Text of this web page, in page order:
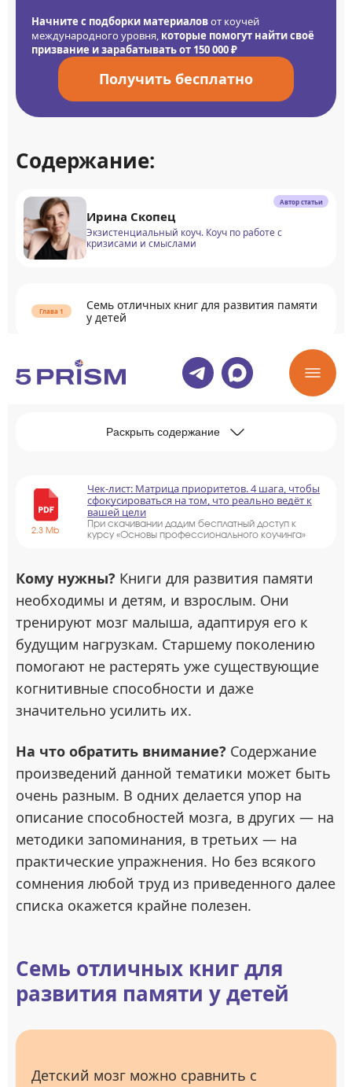
Начните с подборки материаловот коучей
международного уровня, которые помогут найти своё
призвание и зарабатывать от 150 000 ₽
Получить бесплатно
Содержание:
Автор статьи
Ирина Скопец
Экзистенциальный коуч. Коуч по работе с
кризисами и смыслами
Семь отличных книг для развития памяти
у детей
Семь популярных книг для развития
памяти у взрослых
Раскрыть содержание
2.3 Mb
Чек-лист: Матрица приоритетов. 4 шага, чтобы
сфокусироваться на том, что реально ведёт к
вашей цели
При скачивании дадим бесплатный доступ к
курсу «Основы профессионального коучинга»
Кому нужны? Книги для развития памяти
необходимы и детям, и взрослым. Они
тренируют мозг малыша, адаптируя его к
будущим нагрузкам. Старшему поколению
помогают не растерять уже существующие
когнитивные способности и даже
значительно усилить их.
На что обратить внимание? Содержание
произведений данной тематики может быть
очень разным. В одних делается упор на
описание способностей мозга, в других — на
методики запоминания, в третьих — на
практические упражнения. Но без всякого
сомнения любой труд из приведенного далее
списка окажется крайне полезен.
Семь отличных книг для
развития памяти у детей
Детский мозг можно сравнить с